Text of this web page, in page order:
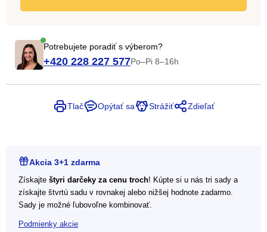
Potrebujete poradiť s výberom?
+420 228 227 577Po–Pi 8–16h
Tlač Opýtať sa Strážiť Zdieľať
Akcia 3+1 zdarma
Získajte štyri darčeky za cenu troch! Kúpte si u nás tri sady a
získajte štvrtú sadu v rovnakej alebo nižšej hodnote zadarmo.
Sady je možné ľubovoľne kombinovať.
Podmienky akcie